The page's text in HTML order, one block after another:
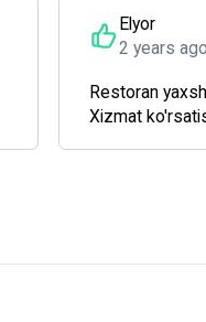
Elyor
2 years ago
Restoran
Xizmat